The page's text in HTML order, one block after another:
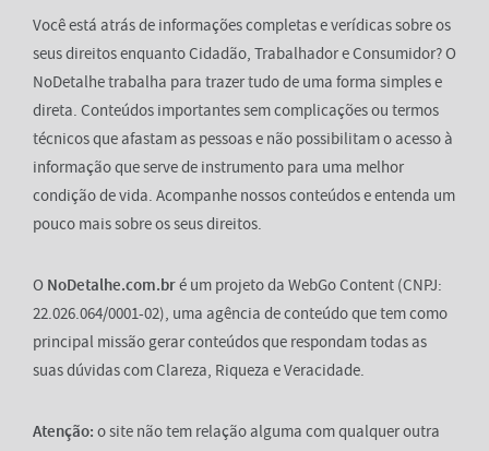
Você está atrás de informações completas e verídicas sobre os
seus direitos enquanto Cidadão, Trabalhador e Consumidor? O
NoDetalhe trabalha para trazer tudo de uma forma simples e
direta. Conteúdos importantes sem complicações ou termos
técnicos que afastam as pessoas e não possibilitam o acesso à
informação que serve de instrumento para uma melhor
condição de vida. Acompanhe nossos conteúdos e entenda um
pouco mais sobre os seus direitos.
O NoDetalhe.com.bré um projeto da WebGo Content (CNPJ:
22.026.064/0001-02), uma agência de conteúdo que tem como
principal missão gerar conteúdos que respondam todas as
suas dúvidas com Clareza, Riqueza e Veracidade.
Atenção: o site não tem relação alguma com qualquer outra